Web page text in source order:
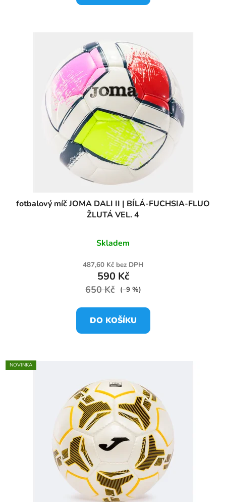
fotbalový míč JOMA DALI II | BÍLÁ-FUCHSIA-FLUO
ŽLUTÁ VEL. 4
Skladem
487,60 Kč bez DPH
590 Kč
650 Kč (–9 %)
DO KOŠÍKU
NOVINKA